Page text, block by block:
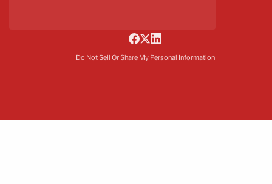
Do Not Sell Or Share My Personal Information